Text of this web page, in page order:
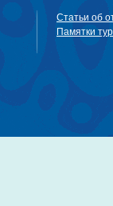
Статьи об
Памятки